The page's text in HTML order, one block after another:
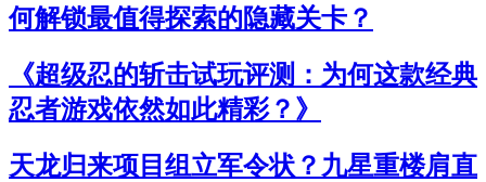
何解锁最值得探索的隐藏关卡？
《超级忍的斩击试玩评测：为何这款经典
忍者游戏依然如此精彩？》
天龙归来项目组立军令状？九星重楼肩直